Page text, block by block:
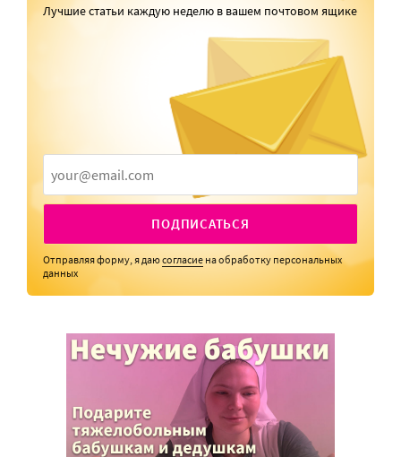
Лучшие статьи каждую неделю в вашем почтовом ящике
ПОДПИСАТЬСЯ
Отправляя форму, я даюсогласие на обработку персональных
данных